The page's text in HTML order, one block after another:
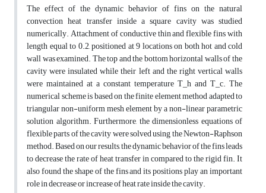
The effect of the dynamic behavior of fins on the natural
convection heat transfer inside a square cavity was studied
numerically. Attachment of conductive thin and flexible fins with
length equal to 0.2, positioned at 9 locations on both hot and cold
wall was examined. The top and the bottom horizontal walls of the
cavity were insulated while their left and the right vertical walls
were maintained at a constant temperature T_h and T_c. The
numerical scheme is based on the finite element method adapted to
triangular non-uniform mesh element by a non-linear parametric
solution algorithm. Furthermore, the dimensionless equations of
flexible parts of the cavity were solved using the Newton-Raphson
method. Based on our results, the dynamic behavior of the fins leads
to decrease the rate of heat transfer in compared to the rigid fin. It
also found the shape of the fins and its positions play an important
role in decrease or increase of heat rate inside the cavity.